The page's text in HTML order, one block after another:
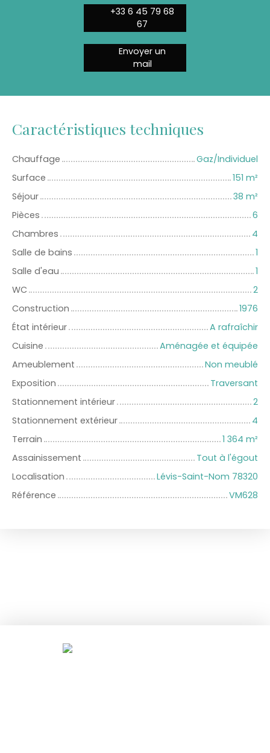
+33 6 45 79 68
67
Envoyer un
mail
Caractéristiques techniques
Chauffage
Gaz/Individuel
Surface
151 m²
Séjour
38 m²
Pièces
6
Chambres
4
Salle de bains
1
Salle d'eau
1
WC
2
Construction
1976
État intérieur
A rafraîchir
Cuisine
Aménagée et équipée
Ameublement
Non meublé
Exposition
Traversant
Stationnement intérieur
2
Stationnement extérieur
4
Terrain
1 364 m²
Assainissement
Tout à l'égout
Localisation
Lévis-Saint-Nom 78320
Référence
VM628